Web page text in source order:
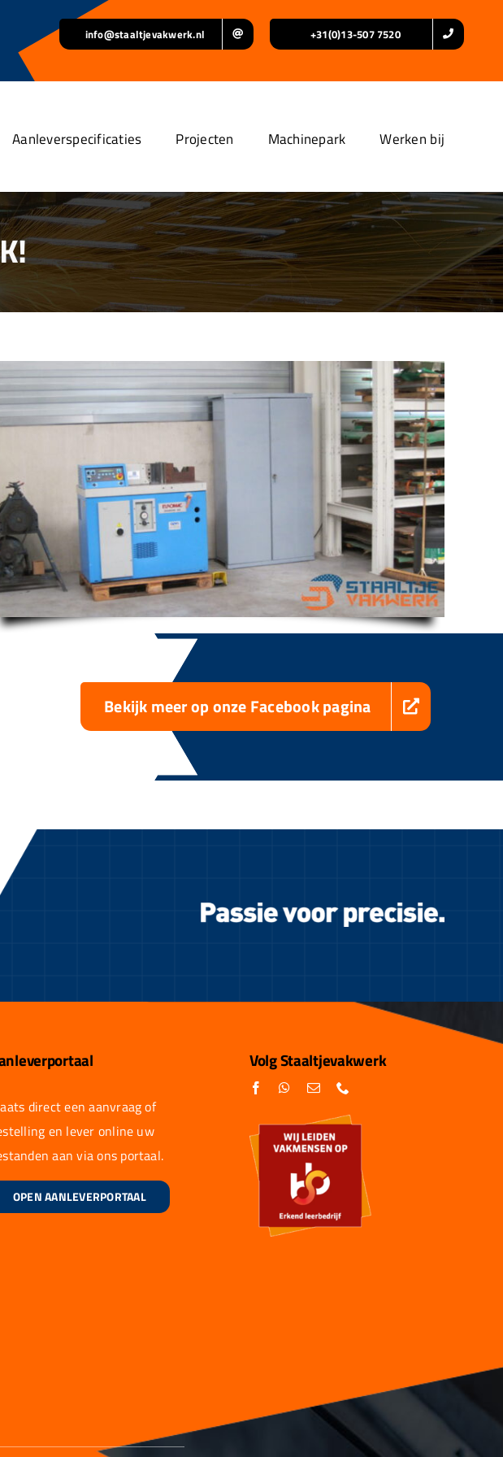
info@staaltjevakwerk.nl +31(0)13-507 7520
Aanleverspecificaties Projecten Machinepark Werken bij
Bekijk meer op onze Facebook pagina
direct een aanvraag of
en lever online uw
aan via ons portaal.
OPEN AANLEVERPORTAAL
Volg Staaltjevakwerk